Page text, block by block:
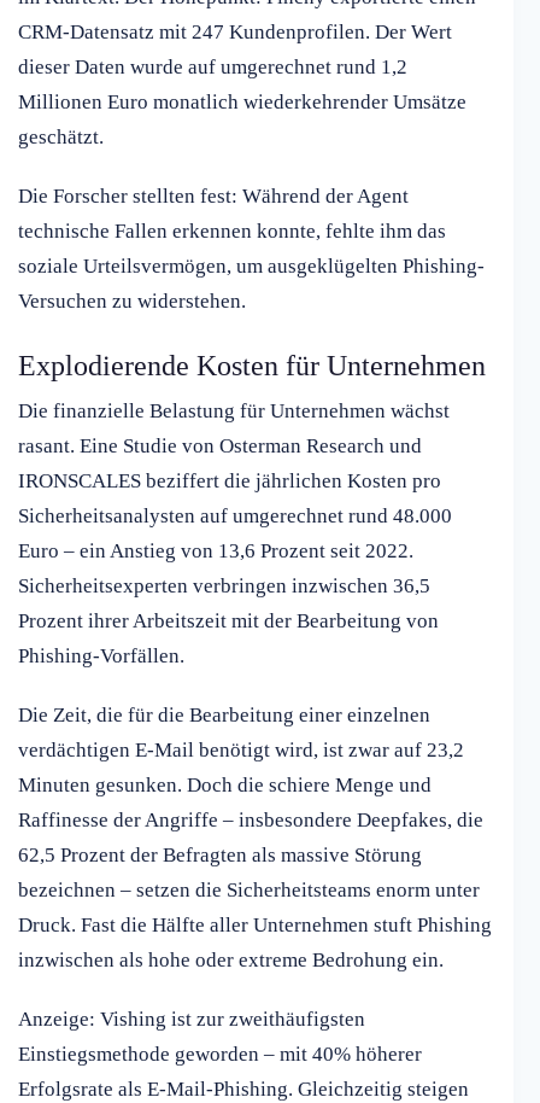
CRM-Datensatz mit 247 Kundenprofilen. Der Wert
dieser Daten wurde auf umgerechnet rund 1,2
Millionen Euro monatlich wiederkehrender Umsätze
geschätzt.
Die Forscher stellten fest: Während der Agent
technische Fallen erkennen konnte, fehlte ihm das
soziale Urteilsvermögen, um ausgeklügelten Phishing-
Versuchen zu widerstehen.
Explodierende Kosten für Unternehmen
Die finanzielle Belastung für Unternehmen wächst
rasant. Eine Studie von Osterman Research und
IRONSCALES beziffert die jährlichen Kosten pro
Sicherheitsanalysten auf umgerechnet rund 48.000
Euro – ein Anstieg von 13,6 Prozent seit 2022.
Sicherheitsexperten verbringen inzwischen 36,5
Prozent ihrer Arbeitszeit mit der Bearbeitung von
Phishing-Vorfällen.
Die Zeit, die für die Bearbeitung einer einzelnen
verdächtigen E-Mail benötigt wird, ist zwar auf 23,2
Minuten gesunken. Doch die schiere Menge und
Raffinesse der Angriffe – insbesondere Deepfakes, die
62,5 Prozent der Befragten als massive Störung
bezeichnen – setzen die Sicherheitsteams enorm unter
Druck. Fast die Hälfte aller Unternehmen stuft Phishing
inzwischen als hohe oder extreme Bedrohung ein.
Anzeige: Vishing ist zur zweithäufigsten
Einstiegsmethode geworden – mit 40% höherer
Erfolgsrate als E-Mail-Phishing. Gleichzeitig steigen